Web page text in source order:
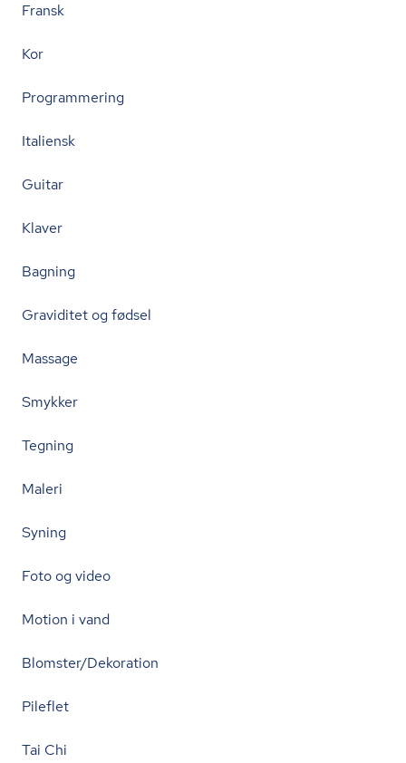
Fransk
Kor
Programmering
Italiensk
Guitar
Klaver
Bagning
Graviditet og fødsel
Massage
Smykker
Tegning
Maleri
Syning
Foto og video
Motion i vand
Blomster/Dekoration
Pileflet
Tai Chi